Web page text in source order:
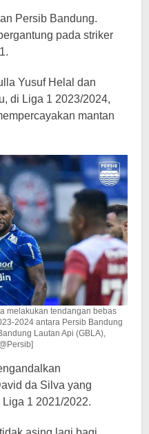
Persib Bandung.
pada striker
Yusuf Helal dan
di Liga 1 2023/2024,
mantan
melakukan tendangan bebas
2024 antara Persib Bandung
Lautan Api (GBLA),
da Silva yang
1 2021/2022.